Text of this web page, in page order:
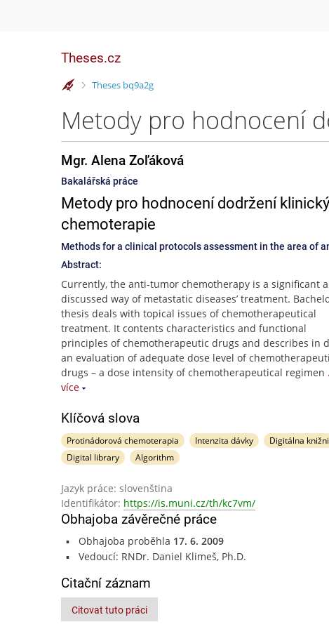
Theses.cz
>
Theses bq9a2g
Mgr. Alena Zoľáková
Bakalářská práce
Metody pro hodnocení dodržení
chemoterapie
Methods for a clinical protocols assessment in the area of
Abstract:
Currently, the anti-tumor chemotherapy is a significant
discussed way of metastatic diseases’ treatment.
thesis deals with topical issues of chemotherapeutical
treatment. It contents characteristics and functional
principles of chemotherapeutic drugs and describes in
an evaluation of adequate dose level of
drugs – a dose intensity of chemotherapeutical regimen
více
Klíčová slova
Protinádorová chemoterapia Intenzita dávky Digitálna
Digital library
Algorithm
Jazyk práce: slovenština
Identifikátor: https://is.muni.cz/th/kc7vm/
Obhajoba závěrečné práce
Obhajoba proběhla 17. 6. 2009
Vedoucí: RNDr. Daniel Klimeš, Ph.D.
Citační záznam
Citovat tuto práci